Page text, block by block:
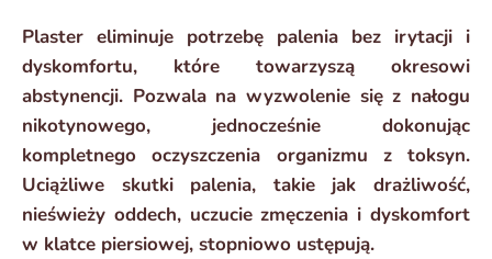
Plaster eliminuje potrzebę palenia bez irytacji i
dyskomfortu, które towarzyszą okresowi
abstynencji. Pozwala na wyzwolenie się z nałogu
nikotynowego, jednocześnie dokonując
kompletnego oczyszczenia organizmu z toksyn.
Uciążliwe skutki palenia, takie jak drażliwość,
nieświeży oddech, uczucie zmęczenia i dyskomfort
w klatce piersiowej, stopniowo ustępują.